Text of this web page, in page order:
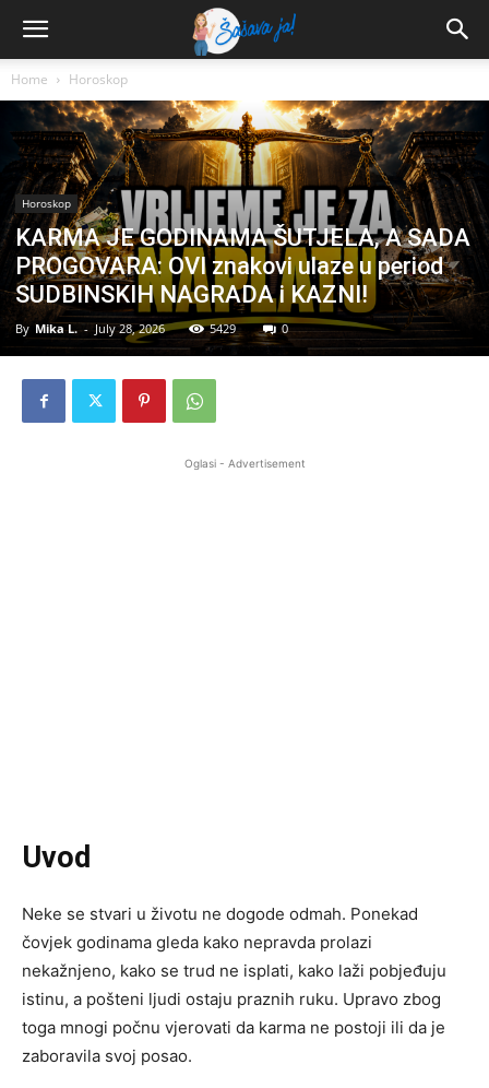
Home Horoskop
Horoskop
KARMA JE GODINAMA ŠUTJELA, A SADA
PROGOVARA: OVI znakovi ulaze u period
SUDBINSKIH NAGRADA i KAZNI!
By Mika L. - July 28, 2026 5429 0
Oglasi - Advertisement
Uvod
Neke se stvari u životu ne dogode odmah. Ponekad
čovjek godinama gleda kako nepravda prolazi
nekažnjeno, kako se trud ne isplati, kako laži pobjeđuju
istinu, a pošteni ljudi ostaju praznih ruku. Upravo zbog
toga mnogi počnu vjerovati da karma ne postoji ili da je
zaboravila svoj posao.